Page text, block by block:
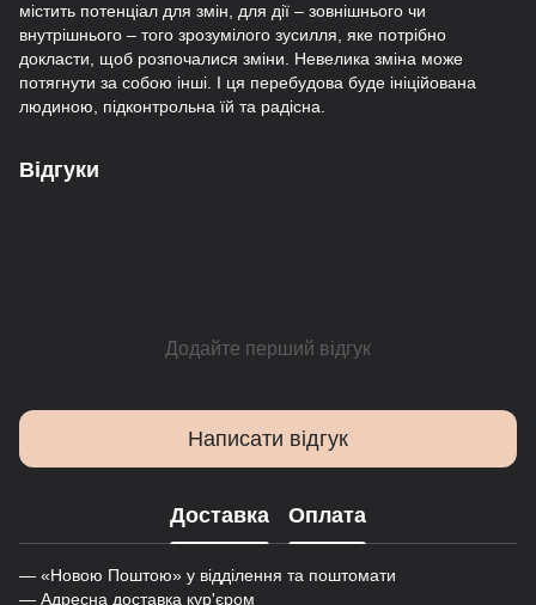
містить потенціал для змін, для дії – зовнішнього чи
внутрішнього – того зрозумілого зусилля, яке потрібно
докласти, щоб розпочалися зміни. Невелика зміна може
потягнути за собою інші. І ця перебудова буде ініційована
людиною, підконтрольна їй та радісна.
Відгуки
Додайте перший відгук
Написати відгук
Доставка Оплата
— «Новою Поштою» у відділення та поштомати
— Адресна доставка кур'єром